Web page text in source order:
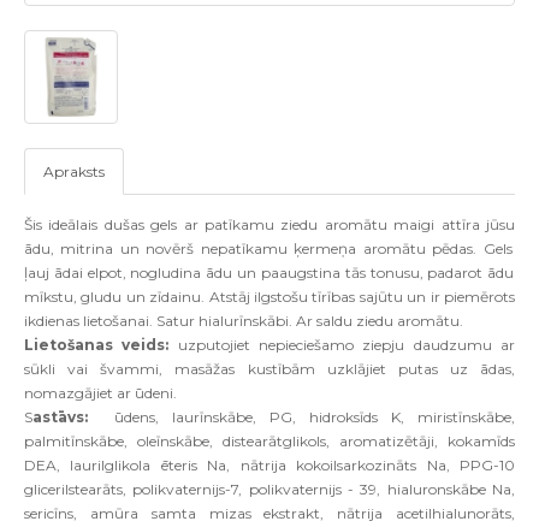
Apraksts
Šis ideālais dušas gels ar patīkamu ziedu aromātu maigi attīra jūsu
ādu, mitrina un novērš nepatīkamu ķermeņa aromātu pēdas. Gels
ļauj ādai elpot, nogludina ādu un paaugstina tās tonusu, padarot ādu
mīkstu,gludu un zīdainu. Atstāj ilgstošu tīrības sajūtu un ir piemērots
ikdienas lietošanai. Satur hialurīnskābi. Ar saldu ziedu aromātu.
Lietošanas veids: uzputojiet nepieciešamo ziepju daudzumu ar
sūkli vai švammi, masāžas kustībām uzklājiet putas uz ādas,
nomazgājiet ar ūdeni.
Sastāvs: ūdens, laurīnskābe, PG, hidroksīds K, miristīnskābe,
palmitīnskābe, oleīnskābe, distearātglikols, aromatizētāji, kokamīds
DEA, laurilglikola ēteris Na, nātrija kokoilsarkozināts Na, PPG-10
glicerilstearāts, polikvaternijs-7, polikvaternijs- 39, hialuronskābe Na,
sericīns, amūra samta mizas ekstrakt, nātrija acetilhialunorāts,